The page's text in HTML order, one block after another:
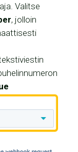
Valitse
, jolloin